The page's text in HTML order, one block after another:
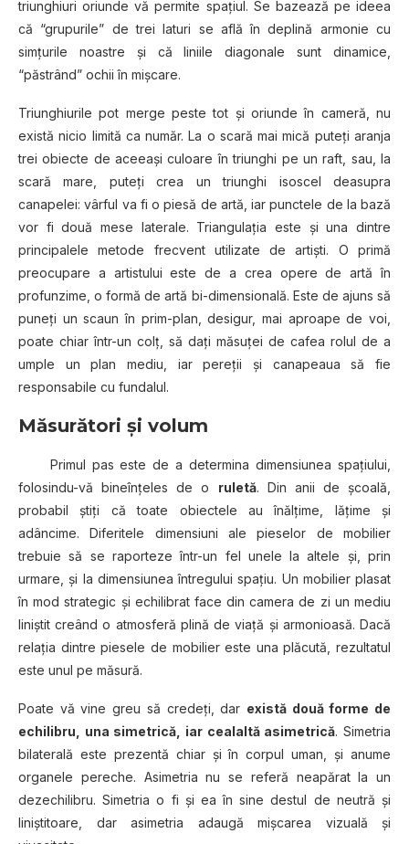
triunghiuri oriunde vă permite spaţiul. Se bazează pe ideea
că “grupurile” de trei laturi se află în deplină armonie cu
simțurile noastre și că liniile diagonale sunt dinamice,
“păstrând” ochii în mișcare.
Triunghiurile pot merge peste tot și oriunde în cameră, nu
există nicio limită ca număr. La o scară mai mică puteţi aranja
trei obiecte de aceeaşi culoare în triunghi pe un raft, sau, la
scară mare, puteţi crea un triunghi isoscel deasupra
canapelei: vârful va fi o piesă de artă, iar punctele de la bază
vor fi două mese laterale. Triangulaţia este şi una dintre
principalele metode frecvent utilizate de artiști. O primă
preocupare a artistului este de a crea opere de artă în
profunzime, o formă de artă bi-dimensională. Este de ajuns să
puneţi un scaun în prim-plan, desigur, mai aproape de voi,
poate chiar într-un colț, să daţi măsuţei de cafea rolul de a
umple un plan mediu, iar pereții și canapeaua să fie
responsabile cu fundalul.
Măsurători şi volum
Primul pas este de a determina dimensiunea spaţiului,
folosindu-vă bineînţeles de o ruletă. Din anii de școală,
probabil știți că toate obiectele au înălțime, lățime și
adâncime. Diferitele dimensiuni ale pieselor de mobilier
trebuie să se raporteze într-un fel unele la altele și, prin
urmare, şi la dimensiunea întregului spațiu. Un mobilier plasat
în mod strategic şi echilibrat face din camera de zi un mediu
liniștit creând o atmosferă plină de viață și armonioasă. Dacă
relația dintre piesele de mobilier este una plăcută, rezultatul
este unul pe măsură.
Poate vă vine greu să credeţi, dar există două forme de
echilibru, una simetrică, iar cealaltă asimetrică. Simetria
bilaterală este prezentă chiar şi în corpul uman, și anume
organele pereche. Asimetria nu se referă neapărat la un
dezechilibru. Simetria o fi şi ea în sine destul de neutră şi
liniștitoare, dar asimetria adaugă mișcarea vizuală și